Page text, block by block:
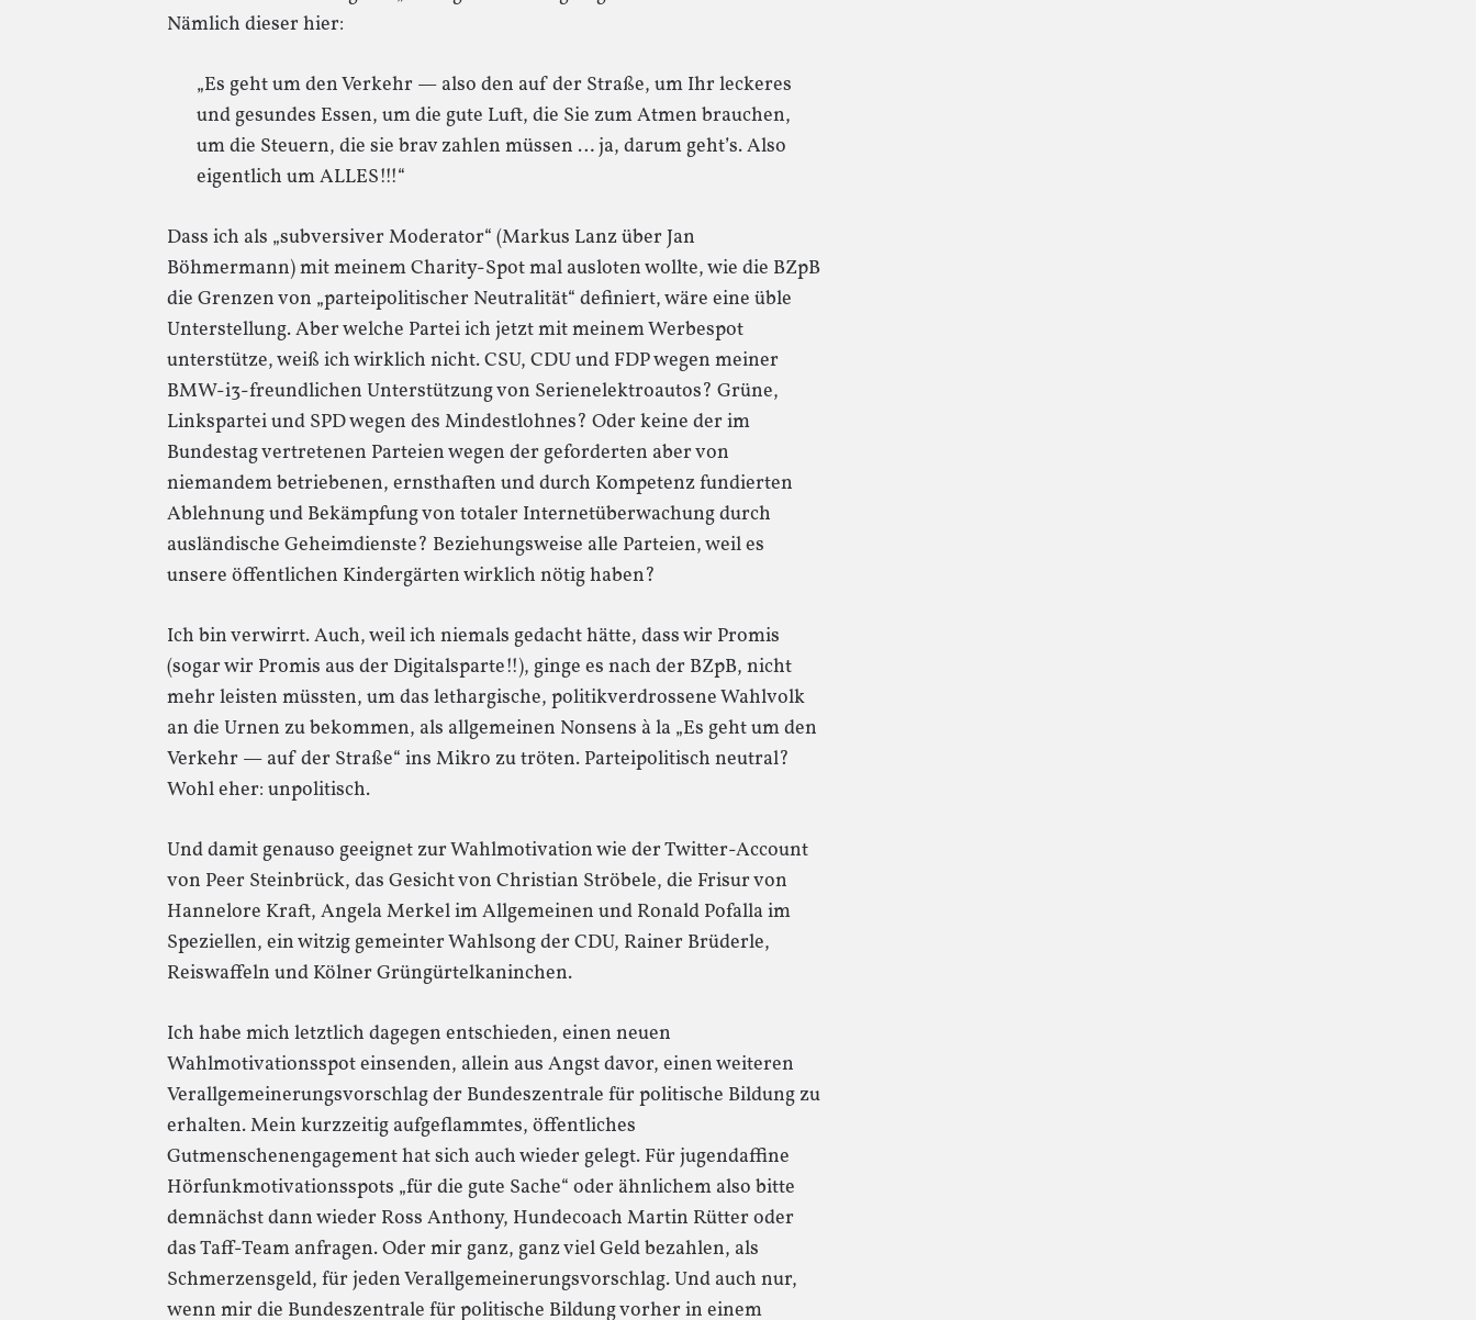
Nämlich dieser hier:
„Es geht um den Verkehr — also den auf der Straße, um Ihr leckeres
und gesundes Essen, um die gute Luft, die Sie zum Atmen brauchen,
um die Steuern, die sie brav zahlen müssen … ja, darum geht’s. Also
eigentlich um ALLES!!!“
Dass ich als „subversiver Moderator“ (Markus Lanz über Jan
Böhmermann) mit meinem Charity-Spot mal ausloten wollte, wie die BZpB
die Grenzen von „parteipolitischer Neutralität“ definiert, wäre eine üble
Unterstellung. Aber welche Partei ich jetzt mit meinem Werbespot
unterstütze, weiß ich wirklich nicht. CSU, CDU und FDP wegen meiner
BMW-i3-freundlichen Unterstützung von Serienelektroautos? Grüne,
Linkspartei und SPD wegen des Mindestlohnes? Oder keine der im
Bundestag vertretenen Parteien wegen der geforderten aber von
niemandem betriebenen, ernsthaften und durch Kompetenz fundierten
Ablehnung und Bekämpfung von totaler Internetüberwachung durch
ausländische Geheimdienste? Beziehungsweise alle Parteien, weil es
unsere öffentlichen Kindergärten wirklich nötig haben?
Ich bin verwirrt. Auch, weil ich niemals gedacht hätte, dass wir Promis
(sogar wir Promis aus der Digitalsparte!!), ginge es nach der BZpB, nicht
mehr leisten müssten, um das lethargische, politikverdrossene Wahlvolk
an die Urnen zu bekommen, als allgemeinen Nonsens à la „Es geht um den
Verkehr — auf der Straße“ ins Mikro zu tröten. Parteipolitisch neutral?
Wohl eher: unpolitisch.
Und damit genauso geeignet zur Wahlmotivation wie der Twitter-Account
von Peer Steinbrück, das Gesicht von Christian Ströbele, die Frisur von
Hannelore Kraft, Angela Merkel im Allgemeinen und Ronald Pofalla im
Speziellen, ein witzig gemeinter Wahlsong der CDU, Rainer Brüderle,
Reiswaffeln und Kölner Grüngürtelkaninchen.
Ich habe mich letztlich dagegen entschieden, einen neuen
Wahlmotivationsspot einsenden, allein aus Angst davor, einen weiteren
Verallgemeinerungsvorschlag der Bundeszentrale für politische Bildung zu
erhalten. Mein kurzzeitig aufgeflammtes, öffentliches
Gutmenschenengagement hat sich auch wieder gelegt. Für jugendaffine
Hörfunkmotivationsspots „für die gute Sache“ oder ähnlichem also bitte
demnächst dann wieder Ross Anthony, Hundecoach Martin Rütter oder
das Taff-Team anfragen. Oder mir ganz, ganz viel Geld bezahlen, als
Schmerzensgeld, für jeden Verallgemeinerungsvorschlag. Und auch nur,
wenn mir die Bundeszentrale für politische Bildung vorher in einem